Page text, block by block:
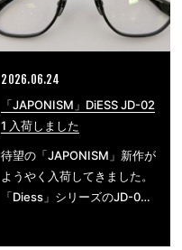
2026.06.24
「JAPONISM」DiESS JD-02
1 入荷しました
待望の「JAPONISM」新作が
ようやく入荷してきました。
「Diess」シリーズのJD-0…